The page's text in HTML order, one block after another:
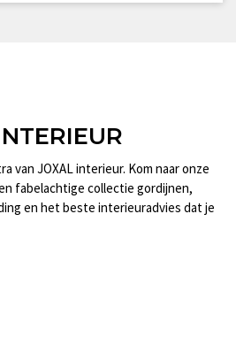
van JOXAL interieur. Kom naar onze
fabelachtige collectie gordijnen,
en het beste interieuradvies dat je